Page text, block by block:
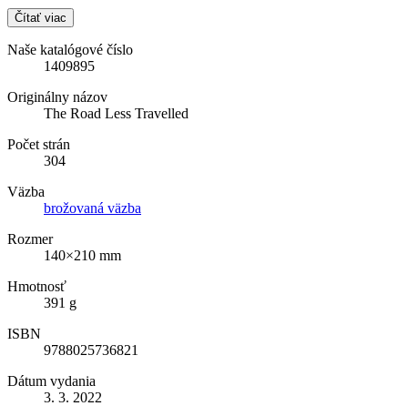
Čítať viac
Naše katalógové číslo
1409895
Originálny názov
The Road Less Travelled
Počet strán
304
Väzba
brožovaná väzba
Rozmer
140×210 mm
Hmotnosť
391 g
ISBN
9788025736821
Dátum vydania
3. 3. 2022